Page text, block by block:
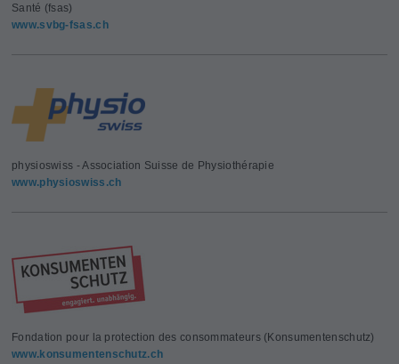
Santé (fsas)
www.svbg-fsas.ch
physioswiss - Association Suisse de Physiothérapie
www.physioswiss.ch
Fondation pour la protection des consommateurs (Konsumentenschutz)
www.konsumentenschutz.ch